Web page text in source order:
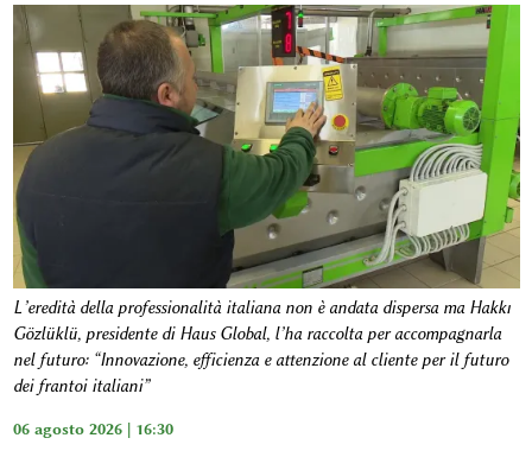
L’eredità della professionalità italiana non è andata dispersa ma Hakkı
Gözlüklü, presidente di Haus Global, l’ha raccolta per accompagnarla
nel futuro: “Innovazione, efficienza e attenzione al cliente per il futuro
dei frantoi italiani”
06 agosto 2026 | 16:30